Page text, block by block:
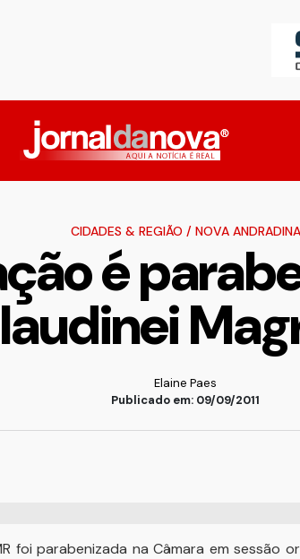
CIDADES & REGIÃO / NOVA ANDRADINA
é
Elaine Paes
Publicado em: 09/09/2011
foi parabenizada na Câmara em sessão